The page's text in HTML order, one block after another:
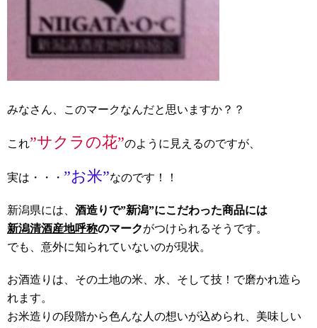
みなさん、このマークなんだと思いますか？？
これ”サクラの花”のように見えるのですが、
実は・・・ ”お米”なのです！！
新潟県には、 酒造りで”新潟”にこだわった商品には
新潟清酒産地呼称のマークがつけられるそうです。
でも、意外に知られていないのが現状。
お酒造りは、その土地の米、水、そして技！で磨かれ造ら
れます。
お米造りの段階から色んな人の想いが込められ、美味しい